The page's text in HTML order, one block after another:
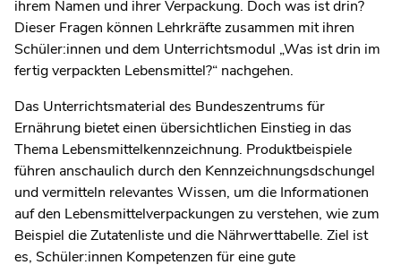
ihrem Namen und ihrer Verpackung. Doch was ist drin?
Dieser Fragen können Lehrkräfte zusammen mit ihren
Schüler:innen und dem Unterrichtsmodul „Was ist drin im
fertig verpackten Lebensmittel?“ nachgehen.
Das Unterrichtsmaterial des Bundeszentrums für
Ernährung bietet einen übersichtlichen Einstieg in das
Thema Lebensmittelkennzeichnung. Produktbeispiele
führen anschaulich durch den Kennzeichnungsdschungel
und vermitteln relevantes Wissen, um die Informationen
auf den Lebensmittelverpackungen zu verstehen, wie zum
Beispiel die Zutatenliste und die Nährwerttabelle. Ziel ist
es, Schüler:innen Kompetenzen für eine gute